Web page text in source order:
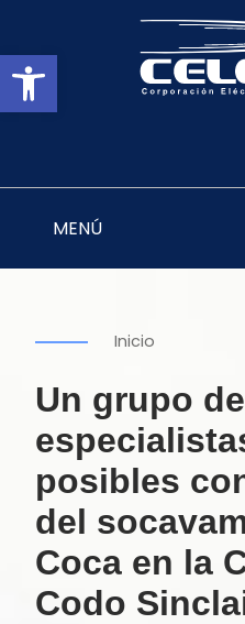
Abrir barra
MENÚ
Inicio
Un grupo de
posibles
del
Coca en la
Codo